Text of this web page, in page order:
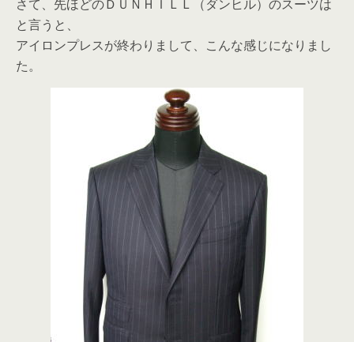
さて、先ほどのＤＵＮＨＩＬＬ（ダンヒル）のスーツは
と言うと、
アイロンプレスが終わりまして、こんな感じになりまし
た。